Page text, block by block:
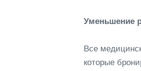
Уменьшение
Все
которые